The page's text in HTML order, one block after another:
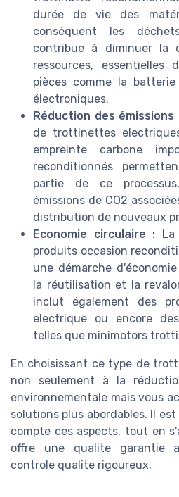
durée de vie des
conséquent les
contribue à diminuer la
ressources,
pièces comme la
électroniques.
Réduction des émissions
de trottinettes
empreinte carbone
reconditionnés
partie de ce
émissions de CO2
distribution de nouveaux
Economie circulaire :
produits occasion
une démarche
la réutilisation et la
inclut également des
electrique ou encore
telles que minimotors
En choisissant ce type de
non seulement à la
environnementale mais vous
solutions plus abordables. Il
compte ces aspects, tout en
offre une qualite garantie
controle qualite rigoureux.